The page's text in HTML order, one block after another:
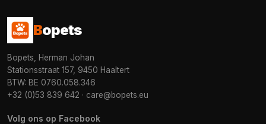
Bopets
Bopets, Herman Johan
Stationsstraat 157, 9450 Haaltert
BTW: BE 0760.058.346
+32 (0)53 839 642 · care@bopets.eu
Volg ons op Facebook